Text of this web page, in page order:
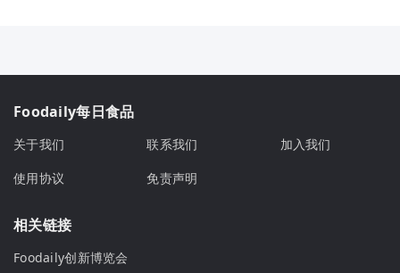
Foodaily每日食品
关于我们 联系我们
加入我们
使用协议
免责声明
相关链接
Foodaily创新博览会